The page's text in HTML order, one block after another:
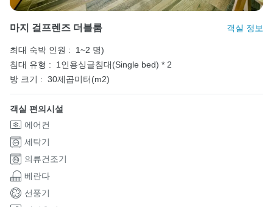
마지 걸프렌즈 더블룸 객실 정보
최대 숙박 인원 :
1~2 명)
침대 유형 :
1인용싱글침대(Single bed) * 2
방 크기 : 30제곱미터(m2)
객실 편의시설
에어컨
세탁기
의류건조기
베란다
선풍기